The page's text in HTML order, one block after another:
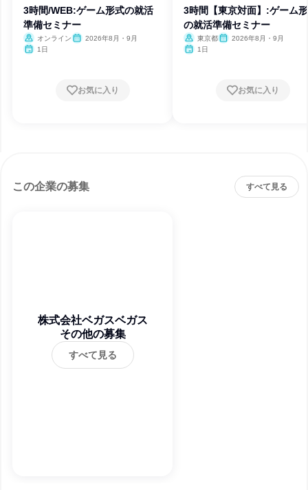
3時間/WEB:ゲーム形式の就活
準備セミナー
オンライン
2026年8月・9月
1日
お気に入り
3時間【東京対面】:ゲーム
の就活準備セミナー
東京都
2026年8月・9月
1日
お気に入り
この企業の募集 すべて見る
株式会社ベガスベガス
その他の募集
すべて見る